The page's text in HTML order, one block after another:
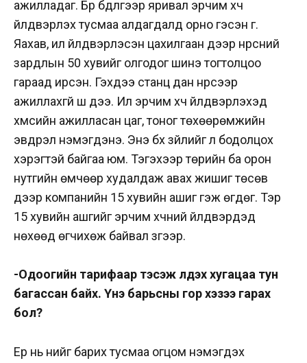
ажилладаг. Бүр бүдүүлгээр яривал эрчим хүч
үйлдвэрлэх тусмаа алдагдалд орно гэсэн үг.
Яахав, илүү үйлдвэрлэсэн цахилгаан дээр нүүрсний
зардлын 50 хувийг олгодог шинэ тогтолцоо
гараад ирсэн. Гэхдээ станц дан нүүрсээр
ажиллахгүй шүү дээ. Илүү эрчим хүч үйлдвэрлэхэд
хүмүүсийн ажилласан цаг, тоног төхөөрөмжийн
эвдрэл нэмэгдэнэ. Энэ бүх зүйлийг л бодолцох
хэрэгтэй байгаа юм. Тэгэхээр төрийн ба орон
нутгийн өмчөөр худалдаж авах жишиг төсөв
дээр компанийн 15 хувийн ашиг гэж өгдөг. Тэр
15 хувийн ашгийг эрчим хүчний үйлдвэрүүдэд
нөхөөд өгчихөж байвал зүгээр.
-Одоогийн тарифаар тэсэж үлдэх хугацаа тун
багассан байх. Үнэ барьсны гор хэзээ гарах
бол?
Ер нь үнийг барих тусмаа огцом нэмэгдэх